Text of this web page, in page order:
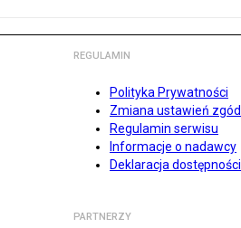
REGULAMIN
Polityka Prywatności
Zmiana ustawień zgód
Regulamin serwisu
Informacje o nadawcy
Deklaracja dostępności
PARTNERZY